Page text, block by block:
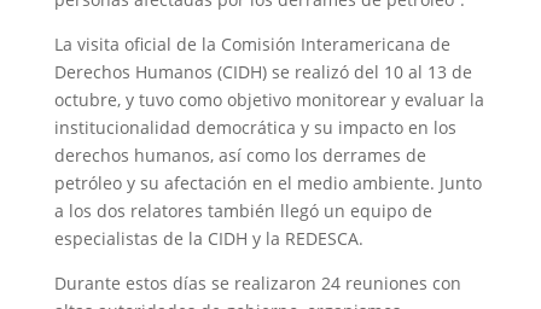
La visita oficial de la Comisión Interamericana de
Derechos Humanos (CIDH) se realizó del 10 al 13 de
octubre, y tuvo como objetivo monitorear y evaluar la
institucionalidad democrática y su impacto en los
derechos humanos, así como los derrames de
petróleo y su afectación en el medio ambiente. Junto
a los dos relatores también llegó un equipo de
especialistas de la CIDH y la REDESCA.
Durante estos días se realizaron 24 reuniones con